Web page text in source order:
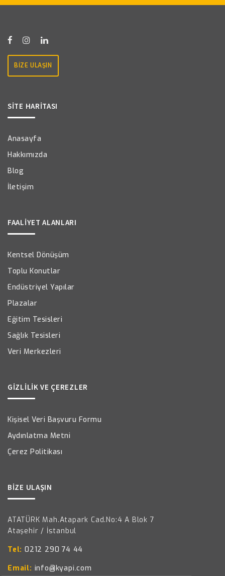
BİZE ULAŞIN
SİTE HARİTASI
Anasayfa
Hakkımızda
Blog
İletişim
FAALİYET ALANLARI
Kentsel Dönüşüm
Toplu Konutlar
Endüstriyel Yapılar
Plazalar
Eğitim Tesisleri
Sağlık Tesisleri
Veri Merkezleri
GİZLİLİK VE ÇEREZLER
Kişisel Veri Başvuru Formu
Aydınlatma Metni
Çerez Politikası
BİZE ULAŞIN
ATATÜRK Mah.Atapark Cad.No:4 A Blok 7
Ataşehir / İstanbul
Tel: 0212 290 74 44
Email: info@kyapi.com